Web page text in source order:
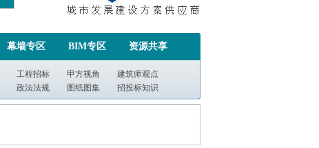
幕墙专区 BIM专区 资源共享
工程招标 甲方视角
建筑师观点
政法法规 图纸图集 招投标知识